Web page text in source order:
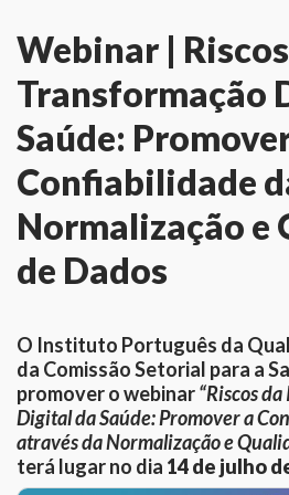
Webinar |
Transformação
Saúde:
Confiabilidade
Normalização e
de Dados
O Instituto Português da
da Comissão Setorial para a
promover o webinar“Riscos
Digital da Saúde: Promover a
através da Normalização e
terá lugar no dia 14 de julho